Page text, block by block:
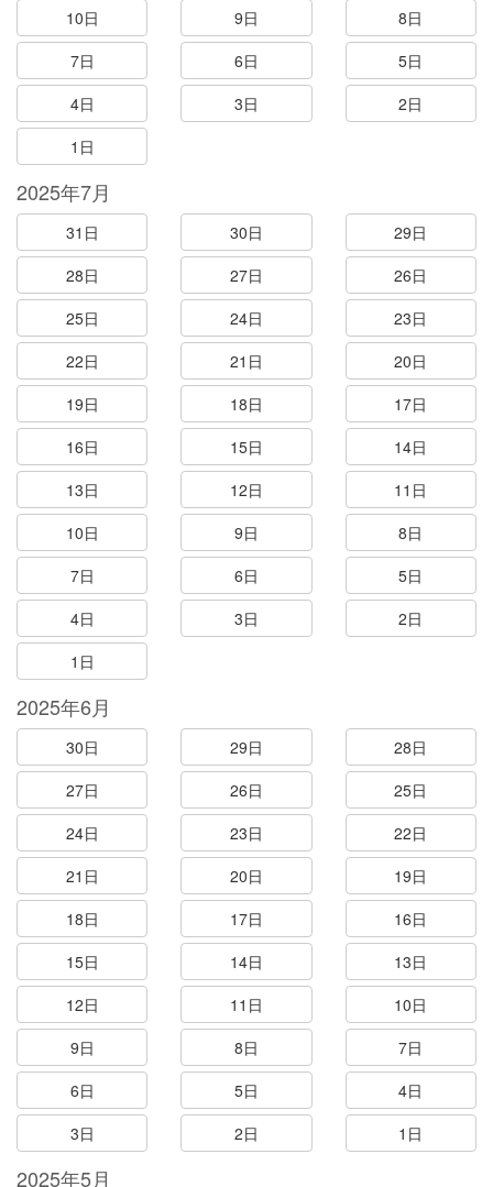
10日
9日
8日
7日
6日
5日
4日
3日
2日
1日
2025年7月
31日 30日
29日
28日
27日
26日
25日
24日
23日
22日
21日
20日
19日
18日
17日
16日
15日
14日
13日
12日
11日
10日
9日
8日
7日
6日
5日
4日
3日
2日
1日
2025年6月
30日 29日
28日
27日
26日
25日
24日
23日
22日
21日
20日
19日
18日
17日
16日
15日
14日
13日
12日
11日
10日
9日
8日
7日
6日
5日
4日
3日
2日 1日
2025年5月